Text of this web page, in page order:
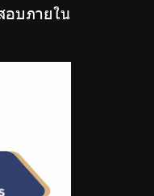
อบภายใน